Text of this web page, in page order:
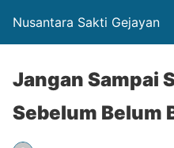
Nusantara Sakti Gejayan
Jangan Sampai
Sebelum Belum